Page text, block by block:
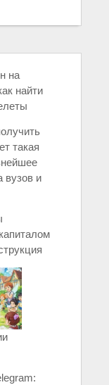
на
найти
такая
вузов и